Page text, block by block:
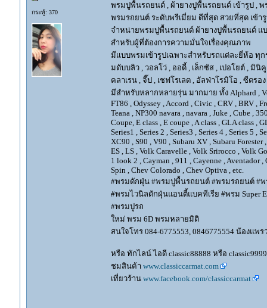
กระทู้: 370
พรมปูพื้นรถยนต์ , ผ้ายางปูพื้นรถยนต์ เข้ารูป , พ
พรมรถยนต์ ระดับพรีเมี่ยม ดีที่สุด สวยที่สุด เข้ารู
จำหน่ายพรมปูพื้นรถยนต์ ผ้ายางปูพื้นรถยนต์ แบบ
สำหรับผู้ที่ต้องการความมั่นใจเรื่องคุณภาพ
มีแบบพรมเข้ารูปเฉพาะสำหรับรถแต่ละยี่ห้อ ทุก
มดับบลิว , วอลโว่ , ออดี้ , เล็กซัส , เปอโยต์ , มินิ
คลาเรน , จี๊ป , เชฟโรเลต , อัลฟ่าโรมิโอ , ซีตร
มีสำหรับหลากหลายรุ่น มากมาย ทั้ง Alphard ,
FT86 , Odyssey , Accord , Civic , CRV , BRV ,
Teana , NP300 navara , navara , Juke , Cube ,
Coupe, E class , E coupe , A class , GLA class ,
Series1 , Series 2 , Series3 , Series 4 , Series 5 ,
XC90 , S90 , V90 , Subaru XV , Subaru
ES , LS , Volk Caravelle , Volk Srirocco , Volk
1 look 2 , Cayman , 911 , Cayenne , Aventador
Spin , Chev Colorado , Chev Optiva , etc.
#พรมดักฝุ่น #พรมปูพื้นรถยนต์ #พรมรถยนต์ #พ
#พรมไวนิลดักฝุ่นแอนตี้แบคทีเรีย #พรม Super
#พรมปูรถ
ใหม่ พรม 6D พรมหลายมิติ
สนใจโทร 084-6775553, 0846775554 น้องแพ
หรือ ทักไลน์ ไอดี classic88888 หรือ
ชมสินค้า www.classiccarmat.com
เที่ยวร้าน www.facebook.com/classiccarmat